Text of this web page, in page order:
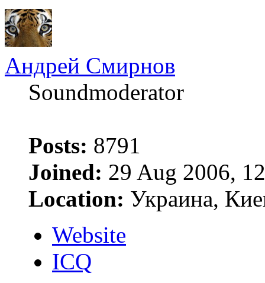
Андрей Смирнов
Soundmoderator
Posts: 8791
Joined: 29 Aug 2006,
Location: Украина,
Website
ICQ